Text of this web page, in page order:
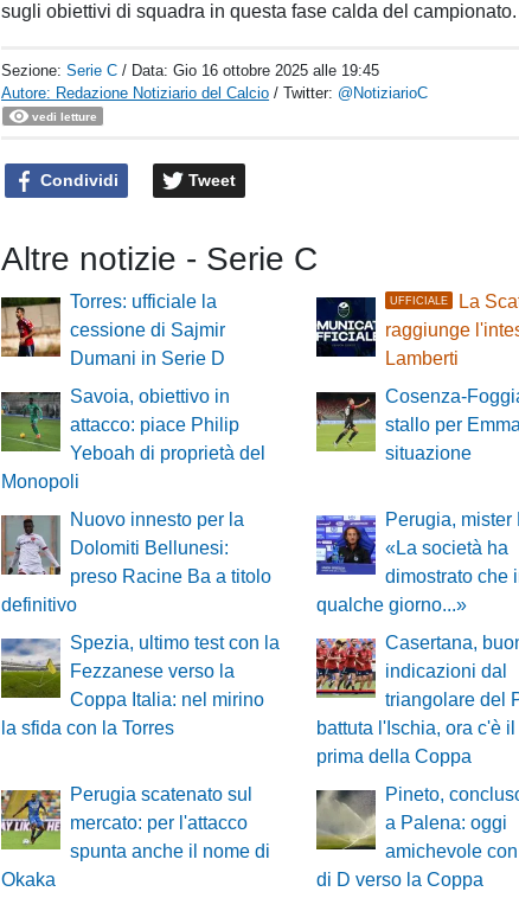
sugli obiettivi di squadra in questa fase calda del campionato.
Sezione:Serie C / Data:Gio 16 ottobre 2025 alle 19:45
Autore: Redazione Notiziario del Calcio / Twitter: @NotiziarioC
vedi letture
Condividi Tweet
Altre notizie - Serie C
Torres: ufficiale la
cessione di Sajmir
Dumani in Serie D
UFFICIALE
La
raggiunge
Lamberti
Savoia, obiettivo in
attacco: piace Philip
Yeboah di proprietà del
Monopoli
Cosenza-
stallo per
situazione
Nuovo innesto per la
Dolomiti Bellunesi:
preso Racine Ba a titolo
definitivo
Perugia, mister
«La società ha
dimostrato che
qualche giorno...»
Spezia, ultimo test con la
Fezzanese verso la
Coppa Italia: nel mirino
la sfida con la Torres
Casertana,
indicazioni dal
triangolare del
battuta l'Ischia, ora c'è
prima della Coppa
Perugia scatenato sul
mercato: per l'attacco
spunta anche il nome di
Okaka
Pineto,
a Palena: oggi
amichevole
di D verso la Coppa